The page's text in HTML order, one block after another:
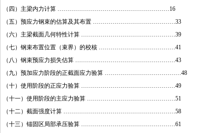
（四）主梁内力计算 …………………………………………………16
（五）预应力钢束的估算及其布置 ……………………………………33
（六）主梁截面几何特性计算 …………………………………………39
（七）钢束布置位置（束界）的校核 …………………………………41
（八）钢束预应力损失估算 ……………………………………………43
（九）预加应力阶段的正截面应力验算 …………………………………48
（十）使用阶段的正应力验算 …………………………………………49
（十一）使用阶段的主应力验算 ………………………………………51
（十二）截面强度计算 …………………………………………………58
（十三）锚固区局部承压验算 …………………………………………61